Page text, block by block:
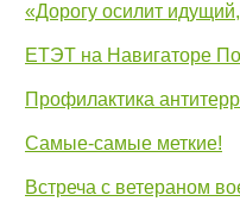
«Дорогу осилит
ЕТЭТ на Навигаторе
Профилактика
Самые-самые меткие!
Встреча с ветераном